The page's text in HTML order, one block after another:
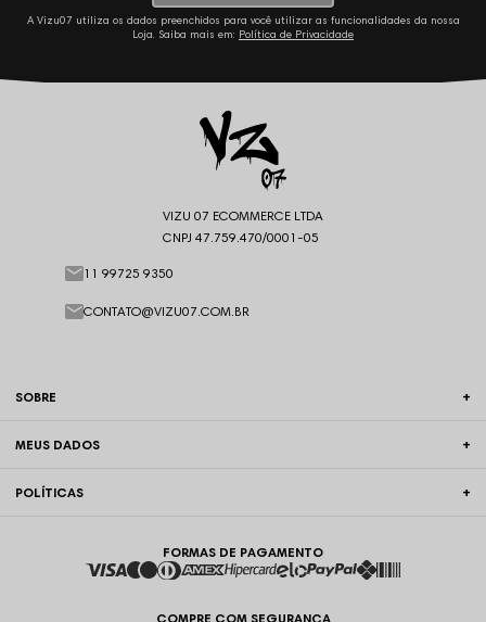
A Vizu07 utiliza os dados preenchidos para você utilizar as funcionalidades da nossa
Loja. Saiba mais em: Política de Privacidade
SOBRE
MEUS DADOS
POLÍTICAS
VIZU 07 ECOMMERCE LTDA
CNPJ 47.759.470/0001-05
11 99725 9350
CONTATO@VIZU07.COM.BR
FORMAS DE PAGAMENTO
COMPRE COM SEGURANÇA